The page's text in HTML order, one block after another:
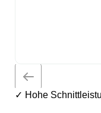
✓ Hohe